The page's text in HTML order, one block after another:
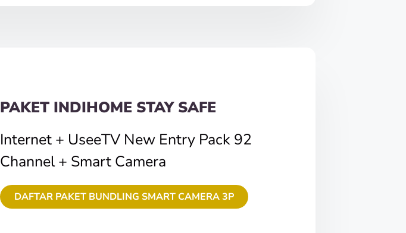
PAKET INDIHOME STAY SAFE
Internet + UseeTV New Entry Pack 92
Channel + Smart Camera
DAFTAR PAKET BUNDLING SMART CAMERA 3P